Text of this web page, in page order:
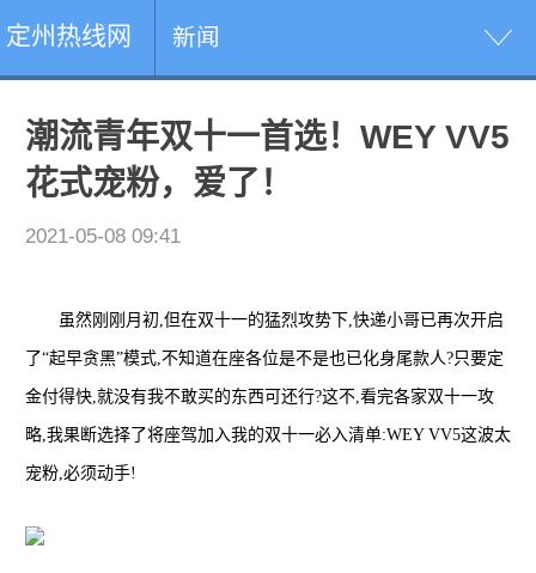
定州热线网 新闻
潮流青年双十一首选！WEY VV5
花式宠粉，爱了！
2021-05-08 09:41
虽然刚刚月初,但在双十一的猛烈攻势下,快递小哥已再次开启
了“起早贪黑”模式,不知道在座各位是不是也已化身尾款人?只要定
金付得快,就没有我不敢买的东西可还行?这不,看完各家双十一攻
略,我果断选择了将座驾加入我的双十一必入清单:WEY VV5这波太
宠粉,必须动手!